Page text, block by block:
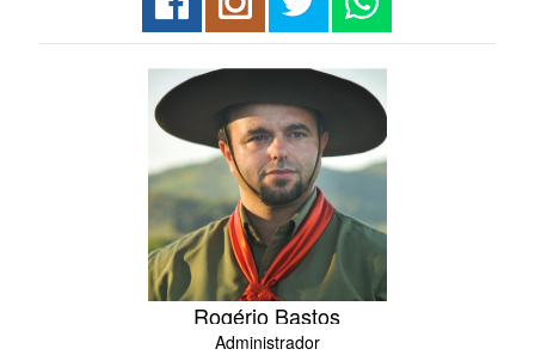
Rogério Bastos
Administrador